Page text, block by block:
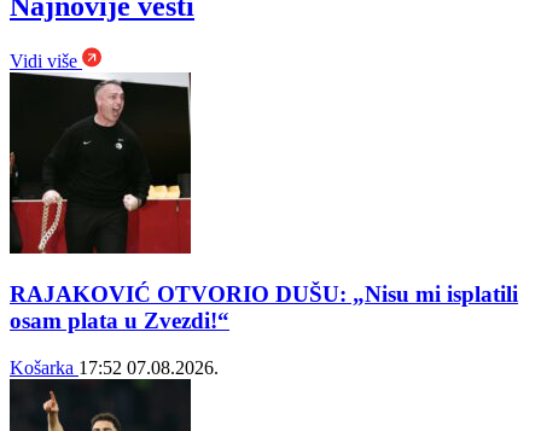
Najnovije vesti
Vidi više
RAJAKOVIĆ OTVORIO DUŠU: „Nisu mi isplatili
osam plata u Zvezdi!“
Košarka 17:52 07.08.2026.